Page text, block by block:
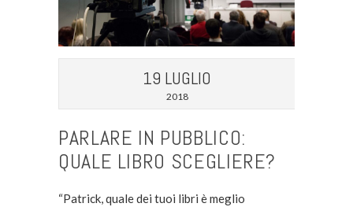
19 LUGLIO
2018
PARLARE IN PUBBLICO:
QUALE LIBRO SCEGLIERE?
“Patrick, quale dei tuoi libri è meglio